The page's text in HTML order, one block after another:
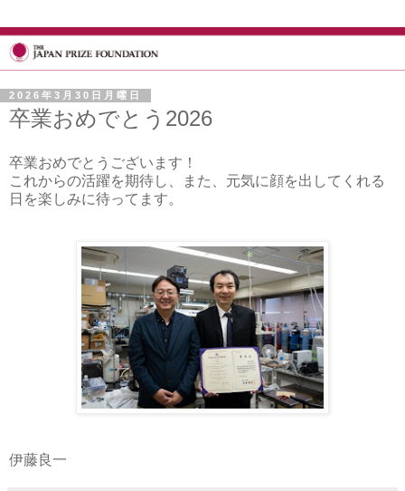
2026年3月30日月曜日
卒業おめでとう2026
卒業おめでとうございます！
これからの活躍を期待し、また、元気に顔を出してくれる
日を楽しみに待ってます。
伊藤良一